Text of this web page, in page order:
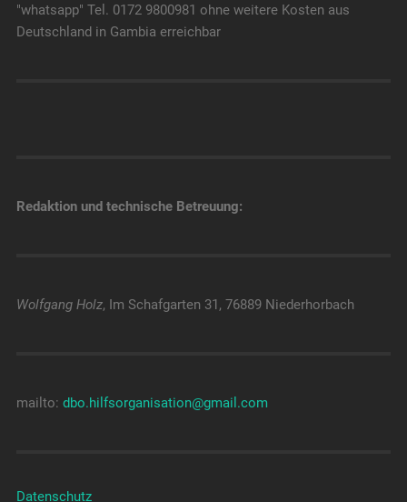
"whatsapp" Tel. 0172 9800981 ohne weitere Kosten aus
Deutschland in Gambia erreichbar
Redaktion und technische Betreuung:
Wolfgang Holz, Im Schafgarten 31, 76889 Niederhorbach
mailto: dbo.hilfsorganisation@gmail.com
Datenschutz